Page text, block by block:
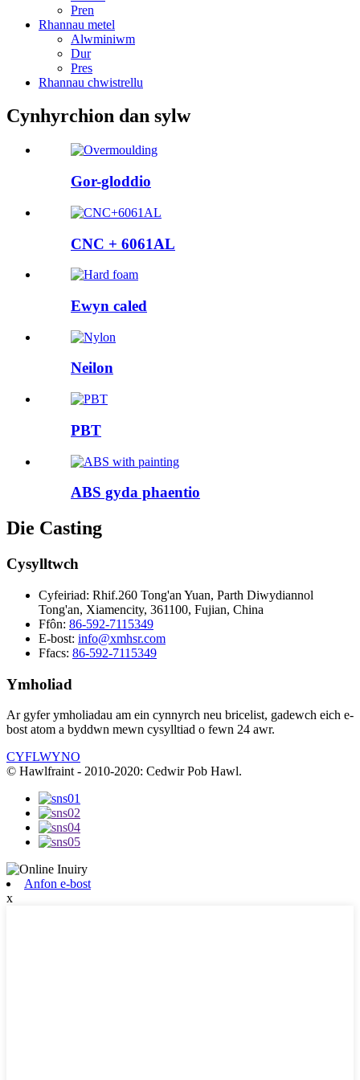
Pren
Rhannau metel
Alwminiwm
Dur
Pres
Rhannau chwistrellu
Cynhyrchion dan sylw
Gor-gloddio
CNC + 6061AL
Ewyn caled
Neilon
PBT
ABS gyda phaentio
Die Casting
Cysylltwch
Cyfeiriad: Rhif.260 Tong'an Yuan, Parth Diwydiannol
Tong'an, Xiamencity, 361100, Fujian, China
Ffôn: 86-592-7115349
E-bost: info@xmhsr.com
Ffacs: 86-592-7115349
Ymholiad
Ar gyfer ymholiadau am ein cynnyrch neu bricelist, gadewch eich e-
bost atom a byddwn mewn cysylltiad o fewn 24 awr.
CYFLWYNO
© Hawlfraint - 2010-2020: Cedwir Pob Hawl.
Anfon e-bost
x